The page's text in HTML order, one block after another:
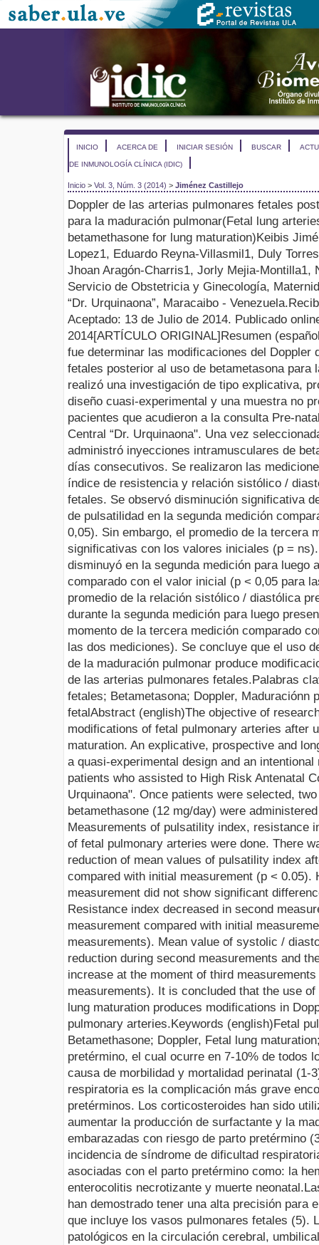
INICIO ACERCA DE INICIAR SESIÓN BUSCAR
DE INMUNOLOGÍA CLÍNICA (IDIC)
Inicio > Vol. 3, Núm. 3 (2014) > Jiménez Castillejo
Doppler de las arterias pulmonares fetales
para la maduración pulmonar(Fetal lung
betamethasone for lung maturation)Keibis
Lopez1, Eduardo Reyna-Villasmil1, Duly
Jhoan Aragón-Charris1, Jorly Mejia-Montilla1,
Servicio de Obstetricia y Ginecología,
“Dr. Urquinaona”, Maracaibo - Venezuela.
Aceptado: 13 de Julio de 2014. Publicado
2014[ARTÍCULO ORIGINAL]Resumen
fue determinar las modificaciones del Doppler
fetales posterior al uso de betametasona para
realizó una investigación de tipo explicativa,
diseño cuasi-experimental y una muestra no
pacientes que acudieron a la consulta Pre-
Central “Dr. Urquinaona". Una vez
administró inyecciones intramusculares de
días consecutivos. Se realizaron las
índice de resistencia y relación sistólico /
fetales. Se observó disminución significativa
de pulsatilidad en la segunda medición
0,05). Sin embargo, el promedio de la tercera
significativas con los valores iniciales (p = ns
disminuyó en la segunda medición para luego
comparado con el valor inicial (p < 0,05 para
promedio de la relación sistólico / diastólica
durante la segunda medición para luego
momento de la tercera medición comparado
las dos mediciones). Se concluye que el uso
de la maduración pulmonar produce
de las arterias pulmonares fetales.Palabras
fetales; Betametasona; Doppler, Maduraciónn
fetalAbstract (english)The objective of
modifications of fetal pulmonary arteries after
maturation. An explicative, prospective and
a quasi-experimental design and an
patients who assisted to High Risk Antenatal
Urquinaona". Once patients were selected,
betamethasone (12 mg/day) were
Measurements of pulsatility index, resistance
of fetal pulmonary arteries were done. There
reduction of mean values of pulsatility index
compared with initial measurement (p < 0.05).
measurement did not show significant
Resistance index decreased in second
measurement compared with initial
measurements). Mean value of systolic /
reduction during second measurements and
increase at the moment of third
measurements). It is concluded that the use
lung maturation produces modifications in
pulmonary arteries.Keywords (english)Fetal
Betamethasone; Doppler, Fetal lung
pretérmino, el cual ocurre en 7-10% de todos
causa de morbilidad y mortalidad perinatal (1-
respiratoria es la complicación más grave
pretérminos. Los corticosteroides han sido
aumentar la producción de surfactante y la
embarazadas con riesgo de parto pretérmino
incidencia de síndrome de dificultad
asociadas con el parto pretérmino como: la
enterocolitis necrotizante y muerte neonatal.
han demostrado tener una alta precisión para
que incluye los vasos pulmonares fetales (5).
patológicos en la circulación cerebral,